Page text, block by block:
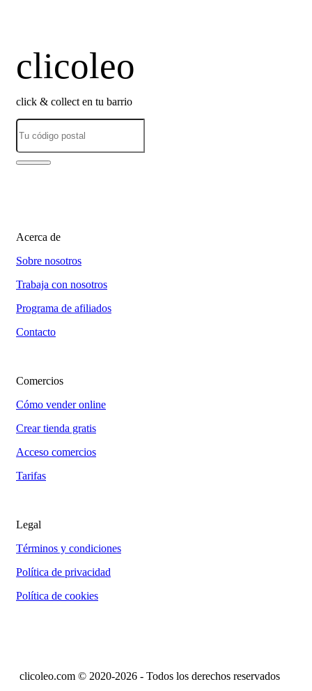
clicoleo
click & collect en tu barrio
Acerca de
Sobre nosotros
Trabaja con nosotros
Programa de afiliados
Contacto
Comercios
Cómo vender online
Crear tienda gratis
Acceso comercios
Tarifas
Legal
Términos y condiciones
Política de privacidad
Política de cookies
clicoleo.com © 2020-2026 - Todos los derechos reservados